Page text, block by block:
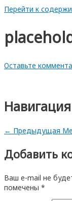
Перейти к
Оставьте
← Предыдущая
Добавить
Ваш e-mail не
помечены *